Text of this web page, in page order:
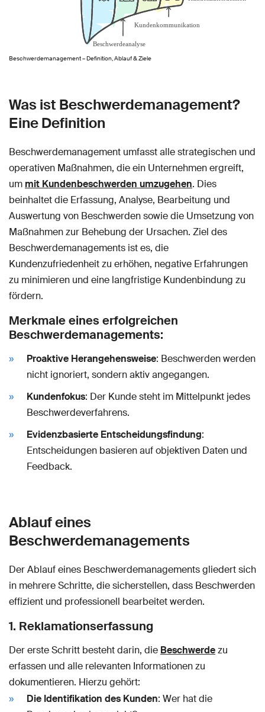
Beschwerdemanagement – Definition, Ablauf & Ziele
Was ist Beschwerdemanagement?
Eine Definition
Beschwerdemanagement umfasst alle strategischen und
operativen Maßnahmen, die ein Unternehmen ergreift,
um mit Kundenbeschwerden umzugehen. Dies
beinhaltet die Erfassung, Analyse, Bearbeitung und
Auswertung von Beschwerden sowie die Umsetzung von
Maßnahmen zur Behebung der Ursachen. Ziel des
Beschwerdemanagements ist es, die
Kundenzufriedenheit zu erhöhen, negative Erfahrungen
zu minimieren und eine langfristige Kundenbindung zu
fördern.
Merkmale eines erfolgreichen
Beschwerdemanagements:
Proaktive Herangehensweise: Beschwerden werden
nicht ignoriert, sondern aktiv angegangen.
Kundenfokus: Der Kunde steht im Mittelpunkt jedes
Beschwerdeverfahrens.
Evidenzbasierte Entscheidungsfindung:
Entscheidungen basieren auf objektiven Daten und
Feedback.
Ablauf eines
Beschwerdemanagements
Der Ablauf eines Beschwerdemanagements gliedert sich
in mehrere Schritte, die sicherstellen, dass Beschwerden
effizient und professionell bearbeitet werden.
1. Reklamationserfassung
Der erste Schritt besteht darin, die Beschwerdezu
erfassen und alle relevanten Informationen zu
dokumentieren. Hierzu gehört:
Die Identifikation des Kunden: Wer hat die